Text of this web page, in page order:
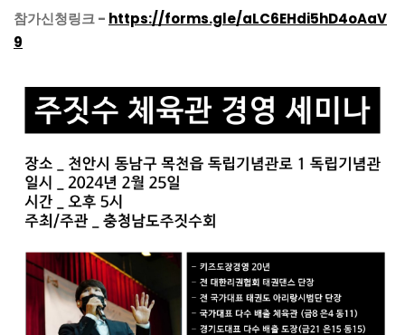
참가신청링크 - https://forms.gle/aLC6EHdi5hD4oAaV
9